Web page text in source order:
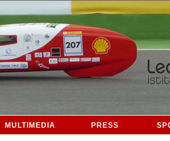
MULTIMEDIA PRESS